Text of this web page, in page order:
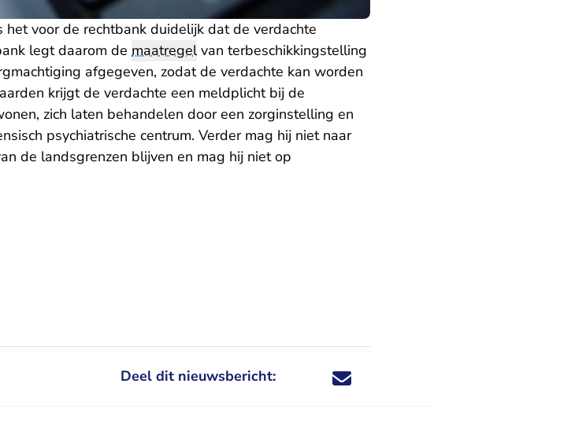
voor de rechtbank duidelijk dat de verdachte
legt daarom de maatregelvan terbeschikkingstelling
afgegeven, zodat de verdachte kan worden
krijgt de verdachte een meldplicht bij de
zich laten behandelen door een zorginstelling en
psychiatrische centrum. Verder mag hij niet naar
de landsgrenzen blijven en mag hij niet op
Deel dit nieuwsbericht: Deel dit nieuwsbericht via X - U verlaat
Deel dit nieuwsbericht via Facebook - U
Deel dit nieuwsbericht via e-mail
Deel dit nieuwsbericht via LinkedIn - U